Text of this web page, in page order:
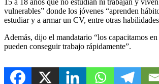
15 a 18 años que no estudian ni trabajan y
vulnerables” donde los jóvenes “aprenden
estudiar y a armar un CV, entre otras
Además, dijo el mandatario “los capacitamos
pueden conseguir trabajo rápidamente”.